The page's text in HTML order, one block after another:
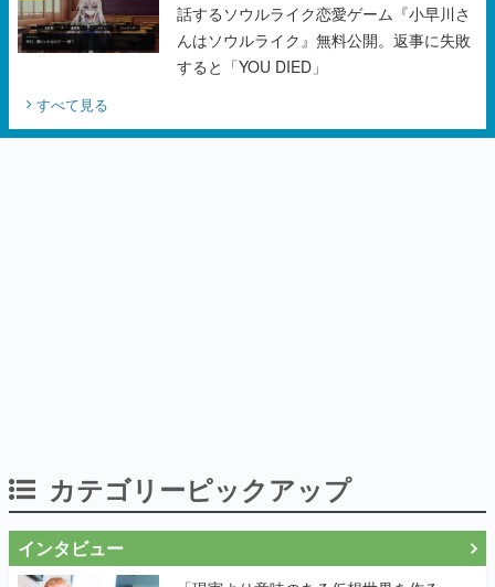
話するソウルライク恋愛ゲーム『小早川さ
んはソウルライク』無料公開。返事に失敗
すると「YOU DIED」
すべて見る
カテゴリーピックアップ
インタビュー